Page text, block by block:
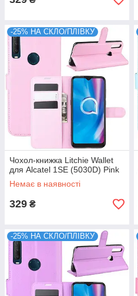
-25% НА СКЛО/ПЛІВКУ
Чохол-книжка Litchie Wallet
для Alcatel 1SE (5030D) Pink
Немає в наявності
329 ₴
-25% НА СКЛО/ПЛІВКУ